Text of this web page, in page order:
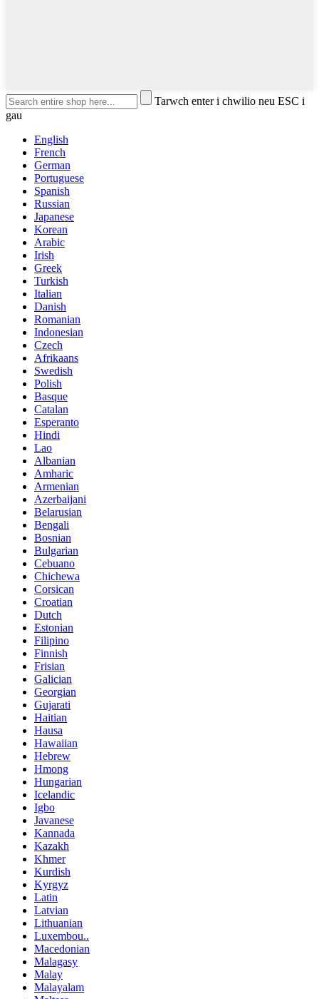
Tarwch enter i chwilio neu ESC i
gau
English
French
German
Portuguese
Spanish
Russian
Japanese
Korean
Arabic
Irish
Greek
Turkish
Italian
Danish
Romanian
Indonesian
Czech
Afrikaans
Swedish
Polish
Basque
Catalan
Esperanto
Hindi
Lao
Albanian
Amharic
Armenian
Azerbaijani
Belarusian
Bengali
Bosnian
Bulgarian
Cebuano
Chichewa
Corsican
Croatian
Dutch
Estonian
Filipino
Finnish
Frisian
Galician
Georgian
Gujarati
Haitian
Hausa
Hawaiian
Hebrew
Hmong
Hungarian
Icelandic
Igbo
Javanese
Kannada
Kazakh
Khmer
Kurdish
Kyrgyz
Latin
Latvian
Lithuanian
Luxembou..
Macedonian
Malagasy
Malay
Malayalam